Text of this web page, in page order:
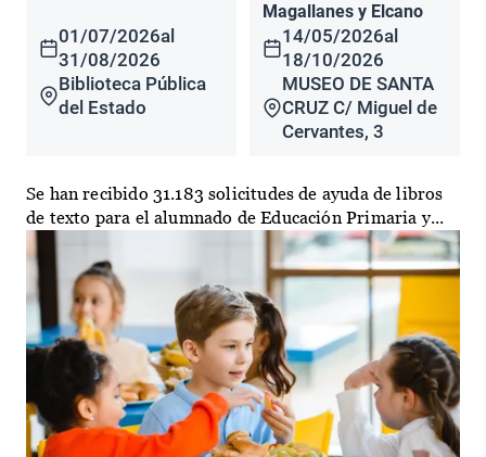
01/07/2026al
31/08/2026
Biblioteca Pública
del Estado
Magallanes y Elcano
14/05/2026al
18/10/2026
MUSEO DE SANTA
CRUZ C/ Miguel de
Cervantes, 3
Se han recibido 31.183 solicitudes de ayuda de libros
de texto para el alumnado de Educación Primaria y...